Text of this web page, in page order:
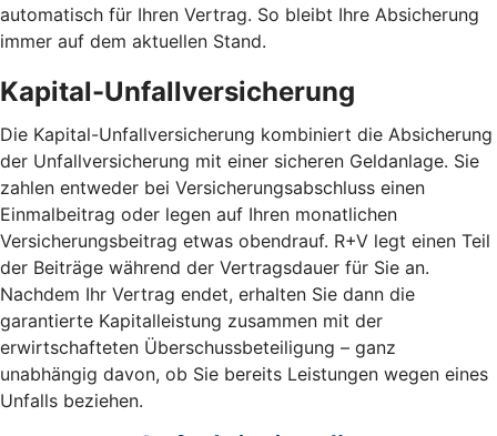
automatisch für Ihren Vertrag. So bleibt Ihre Absicherung
immer auf dem aktuellen Stand.
Kapital-Unfallversicherung
Die Kapital-Unfallversicherung kombiniert die Absicherung
der Unfallversicherung mit einer sicheren Geldanlage. Sie
zahlen entweder bei Versicherungsabschluss einen
Einmalbeitrag oder legen auf Ihren monatlichen
Versicherungsbeitrag etwas obendrauf. R+V legt einen Teil
der Beiträge während der Vertragsdauer für Sie an.
Nachdem Ihr Vertrag endet, erhalten Sie dann die
garantierte Kapitalleistung zusammen mit der
erwirtschafteten Überschussbeteiligung – ganz
unabhängig davon, ob Sie bereits Leistungen wegen eines
Unfalls beziehen.